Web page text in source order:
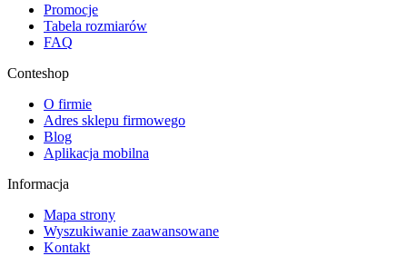
Promocje
Tabela rozmiarów
FAQ
Conteshop
O firmie
Adres sklepu firmowego
Blog
Aplikacja mobilna
Informacja
Mapa strony
Wyszukiwanie zaawansowane
Kontakt